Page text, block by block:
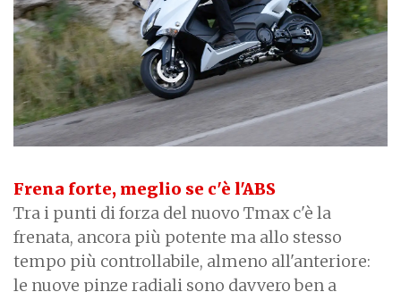
Frena forte, meglio se c'è l'ABS
Tra i punti di forza del nuovo Tmax c'è la
frenata, ancora più potente ma allo stesso
tempo più controllabile, almeno all'anteriore:
le nuove pinze radiali sono davvero ben a